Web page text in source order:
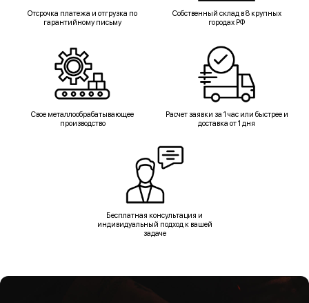
Отсрочка платежа и отгрузка по
гарантийному письму
Собственный склад в 8 крупных
городах РФ
Свое металлообрабатывающее
производство
Расчет заявки за 1 час или быстрее и
доставка от 1 дня
Бесплатная консультация и
индивидуальный подход к вашей
задаче